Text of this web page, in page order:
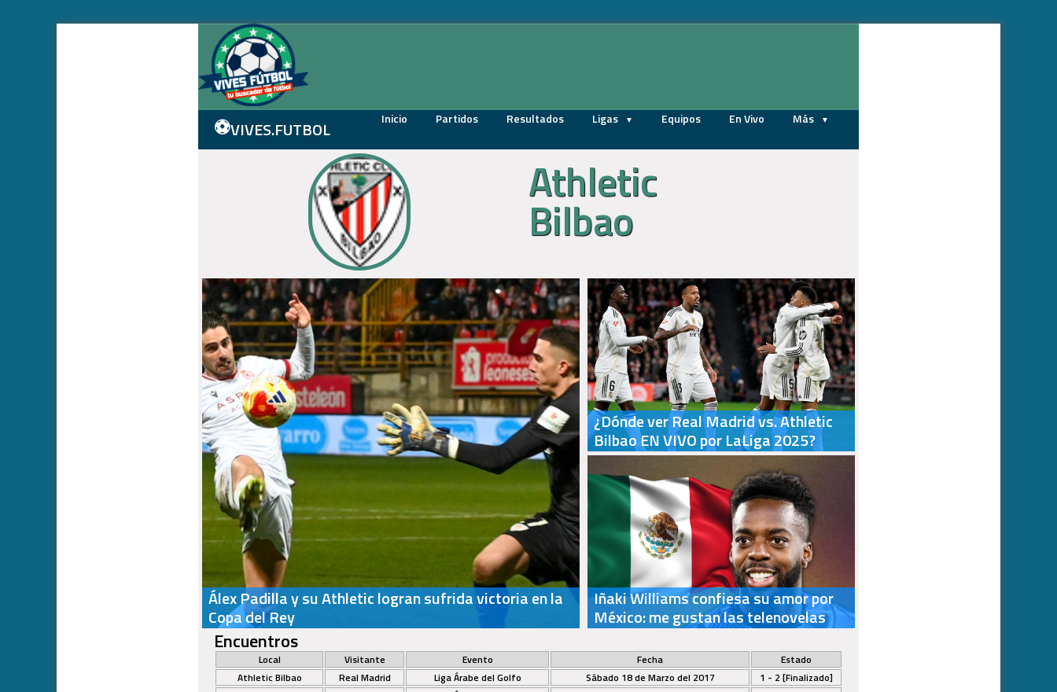
⚽VIVES.FUTBOL Inicio Partidos Resultados Ligas Equipos En Vivo Más
Athletic
Bilbao
Álex Padilla y su Athletic logran sufrida victoria en la
Copa del Rey
¿Dónde ver Real Madrid vs. Athletic
Bilbao EN VIVO por LaLiga 2025?
Iñaki Williams confiesa su amor por
México: me gustan las telenovelas
Encuentros
Local Visitante Evento Fecha
Estado
Athletic Bilbao
Real Madrid Liga Árabe del Golfo Sábado 18 de Marzo del 2017
1 - 2 [Finalizado]